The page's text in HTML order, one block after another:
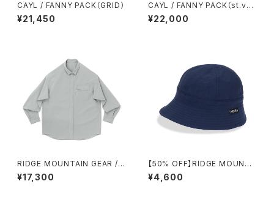
CAYL / FANNY PACK（GRID）
¥21,450
CAYL / FANNY PACK（st.vall
ey house exclusive mode
l）
¥22,000
RIDGE MOUNTAIN GEAR / B
ASIC LONG SLEEVE SHIRT
（MEN）2026
¥17,300
【50% OFF】RIDGE MOUNTA
IN GEAR / ENOUGH HAT
¥4,600